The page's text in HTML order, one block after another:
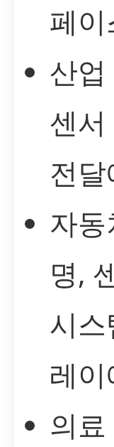
페
산
센
전
자
명,
시
레
의